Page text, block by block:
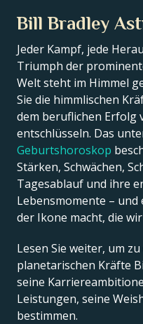
Bill Bradley
Jeder Kampf, jede
Triumph der
Welt steht im Himmel
Sie die himmlischen
dem beruflichen Erfolg
entschlüsseln. Das
Geburtshoroskop
Stärken, Schwächen,
Tagesablauf und ihre
Lebensmomente – und
der Ikone macht, die
Lesen Sie weiter, um zu
planetarischen Kräfte
seine
Leistungen, seine
bestimmen.